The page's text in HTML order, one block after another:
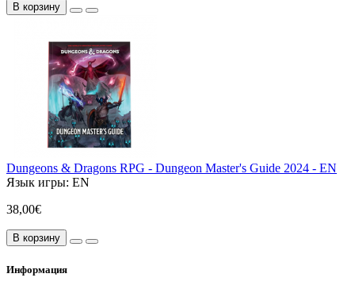
В корзину
Dungeons & Dragons RPG - Dungeon Master's Guide 2024 - EN
Язык игры: EN
38,00€
В корзину
Информация